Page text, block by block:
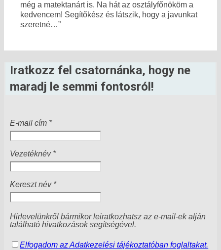
még a matektanárt is. Na hát az osztályfőnököm a
kedvencem! Segítőkész és látszik, hogy a javunkat
szeretné…”
Iratkozz fel csatornánka, hogy ne
maradj le semmi fontosról!
E-mail cím *
Vezetéknév *
Kereszt név *
Hirlevelünkről bármikor leiratkozhatsz az e-mail-ek alján
található hivatkozások segítségével.
Elfogadom az Adatkezelési tájékoztatóban foglaltakat.